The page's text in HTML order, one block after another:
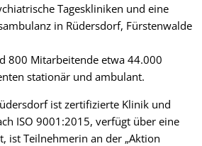
Tageskliniken und eine
in Rüdersdorf, Fürstenwalde
800 Mitarbeitende etwa 44.000
stationär und ambulant.
ist zertifizierte Klinik und
ISO 9001:2015, verfügt über eine
ist Teilnehmerin an der „Aktion